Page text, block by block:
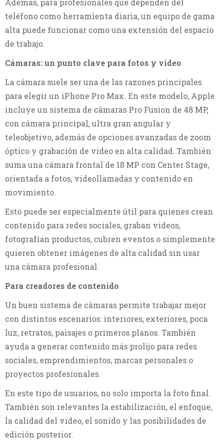
Además, para profesionales que dependen del
teléfono como herramienta diaria, un equipo de gama
alta puede funcionar como una extensión del espacio
de trabajo.
Cámaras: un punto clave para fotos y video
La cámara suele ser una de las razones principales
para elegir un iPhone Pro Max. En este modelo, Apple
incluye un sistema de cámaras Pro Fusion de 48 MP,
con cámara principal, ultra gran angular y
teleobjetivo, además de opciones avanzadas de zoom
óptico y grabación de video en alta calidad. También
suma una cámara frontal de 18 MP con Center Stage,
orientada a fotos, videollamadas y contenido en
movimiento.
Esto puede ser especialmente útil para quienes crean
contenido para redes sociales, graban videos,
fotografían productos, cubren eventos o simplemente
quieren obtener imágenes de alta calidad sin usar
una cámara profesional.
Para creadores de contenido
Un buen sistema de cámaras permite trabajar mejor
con distintos escenarios: interiores, exteriores, poca
luz, retratos, paisajes o primeros planos. También
ayuda a generar contenido más prolijo para redes
sociales, emprendimientos, marcas personales o
proyectos profesionales.
En este tipo de usuarios, no solo importa la foto final.
También son relevantes la estabilización, el enfoque,
la calidad del video, el sonido y las posibilidades de
edición posterior.